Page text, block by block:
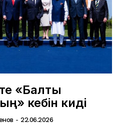
«Балтық
кебін киді
- 22.06.2026